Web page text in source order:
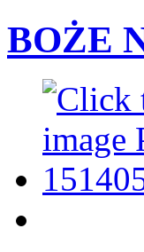
BOŻE